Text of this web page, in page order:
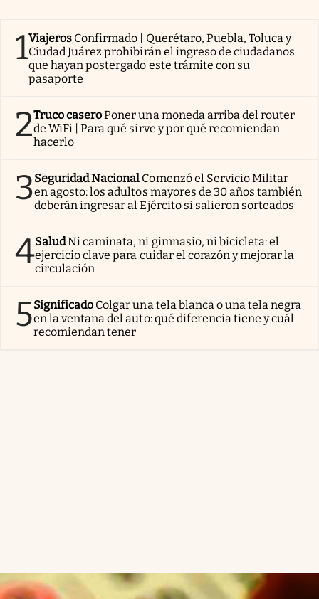
1Viajeros Confirmado | Querétaro, Puebla, Toluca y
Ciudad Juárez prohibirán el ingreso de ciudadanos
que hayan postergado este trámite con su
pasaporte
2Truco caseroPoner una moneda arriba del router
de WiFi | Para qué sirve y por qué recomiendan
hacerlo
3Seguridad Nacional Comenzó el Servicio Militar
en agosto: los adultos mayores de 30 años también
deberán ingresar al Ejército si salieron sorteados
4SaludNi caminata, ni gimnasio, ni bicicleta: el
ejercicio clave para cuidar el corazón y mejorar la
circulación
5Significado Colgar una tela blanca o una tela negra
en la ventana del auto: qué diferencia tiene y cuál
recomiendan tener